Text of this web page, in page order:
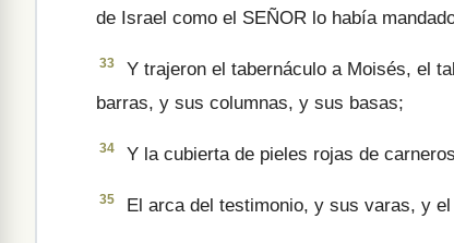
de Israel como el SEÑOR lo había
33
Y trajeron el tabernáculo a Moisés, el
barras, y sus colum­nas, y sus basas;
34 Y la cubierta de pieles rojas de
35 El arca del testimonio, y sus varas, y